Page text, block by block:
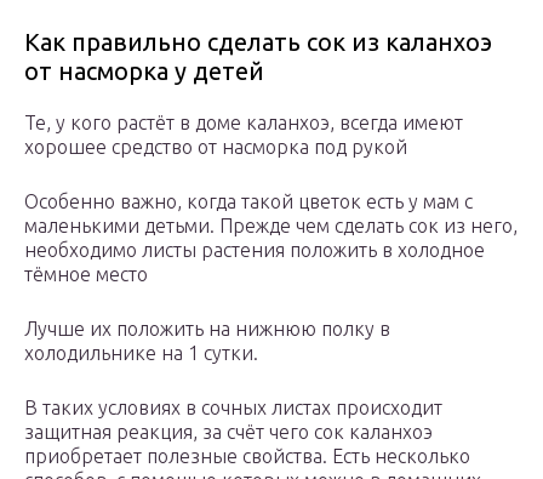
Как правильно сделать сок из каланхоэ
от насморка у детей
Те, у кого растёт в доме каланхоэ, всегда имеют
хорошее средство от насморка под рукой
Особенно важно, когда такой цветок есть у мам с
маленькими детьми. Прежде чем сделать сок из него,
необходимо листы растения положить в холодное
тёмное место
Лучше их положить на нижнюю полку в
холодильнике на 1 сутки.
В таких условиях в сочных листах происходит
защитная реакция, за счёт чего сок каланхоэ
приобретает полезные свойства. Есть несколько